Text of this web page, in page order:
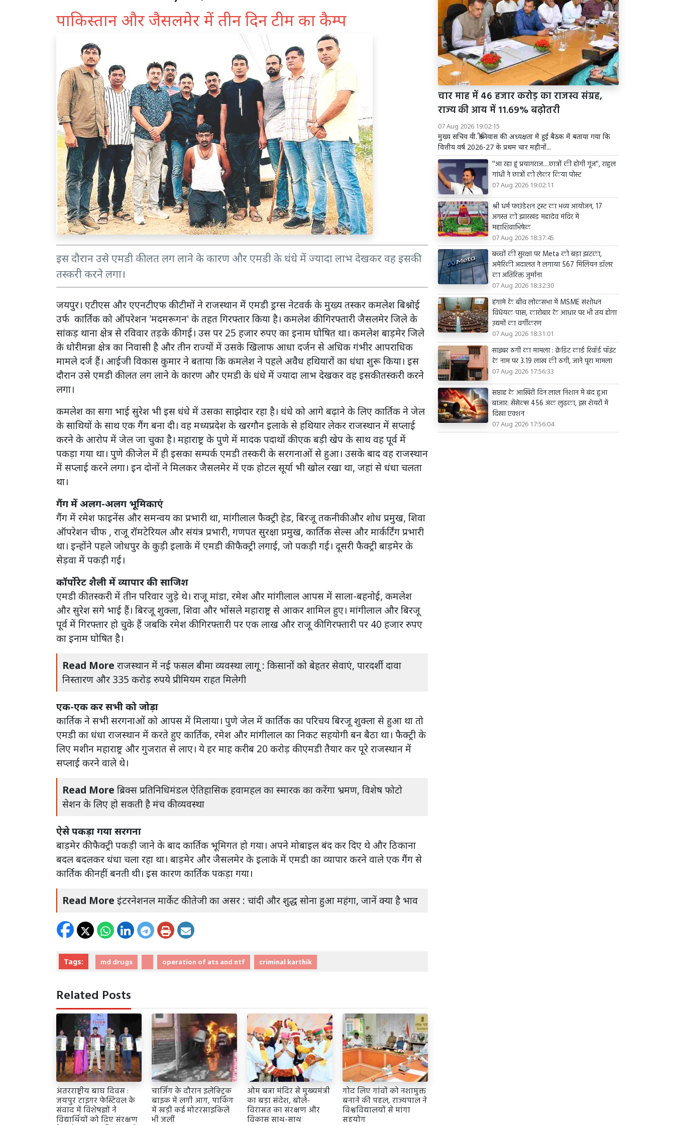
पाकिस्तान और जैसलमेर में तीन दिन टीम का कैम्प
इस दौरान उसे एमडी की लत लग लाने के कारण और एमडी के धंधे में ज्यादा लाभ देखकर वह इसकी
तस्करी करने लगा।
जयपुर। एटीएस और एएनटीएफ की टीमों ने राजस्थान में एमडी ड्रग्स नेटवर्क के मुख्य तस्कर कमलेश बिश्नोई
उर्फ कार्तिक को ऑपरेशन 'मदमरूगन' के तहत गिरफ्तार किया है। कमलेश की गिरफ्तारी जैसलमेर जिले के
सांकड़ थाना क्षेत्र से रविवार तड़के की गई। उस पर 25 हजार रुपए का इनाम घोषित था। कमलेश बाड़मेर जिले
के धोरीमन्ना क्षेत्र का निवासी है और तीन राज्यों में उसके खिलाफ आधा दर्जन से अधिक गंभीर आपराधिक
मामले दर्ज हैं। आईजी विकास कुमार ने बताया कि कमलेश ने पहले अवैध हथियाराें का धंधा शुरू किया। इस
दौरान उसे एमडी की लत लग लाने के कारण और एमडी के धंधे में ज्यादा लाभ देखकर वह इसकी तस्करी करने
लगा।
कमलेश का सगा भाई सुरेश भी इस धंधे में उसका साझेदार रहा है। धंधे को आगे बढ़ाने के लिए कार्तिक ने जेल
के साथियों के साथ एक गैंग बना दी। वह मध्यप्रदेश के खरगौन इलाके से हथियार लेकर राजस्थान में सप्लाई
करने के आरोप में जेल जा चुका है। महाराष्ट्र के पुणे में मादक पदाथाें की एक बड़ी खेप के साथ वह पूर्व में
पकड़ा गया था। पुणे की जेल में ही इसका सम्पर्क एमडी तस्करी के सरगनाओं से हुआ। उसके बाद वह राजस्थान
में सप्लाई करने लगा। इन दोनों ने मिलकर जैसलमेर में एक होटल सूर्या भी खोल रखा था, जहां से धंधा चलता
था।
गैंग में अलग-अलग भूमिकाएं
गैंग में रमेश फाइनेंस और समन्वय का प्रभारी था, मांगीलाल फैक्ट्री हेड, बिरजू तकनीकी और शोध प्रमुख, शिवा
ऑपरेशन चीफ , राजू रॉमटेरियल और संयंत्र प्रभारी, गणपत सुरक्षा प्रमुख, कार्तिक सेल्स और मार्कर्टिंग प्रभारी
था। इन्होंने पहले जोधपुर के कुड़ी इलाके में एमडी की फैक्ट्री लगाई, जो पकड़ी गई। दूसरी फैक्ट्री बाड़मेर के
सेड़वा में पकड़ी गई।
कॉर्पोरेट शैली में व्यापार की साजिश
एमडी की तस्करी में तीन परिवार जुड़े थे। राजू मांडा, रमेश और मांगीलाल आपस में साला-बहनोई, कमलेश
और सुरेश सगे भाई हैं। बिरजू शुक्ला, शिवा और भोंसले महाराष्ट्र से आकर शामिल हुए। मांगीलाल और बिरजू
पूर्व में गिरफ्तार हो चुके हैं जबकि रमेश की गिरफ्तारी पर एक लाख और राजू की गिरफ्तारी पर 40 हजार रुपए
का इनाम घोषित है।
Read More राजस्थान में नई फसल बीमा व्यवस्था लागू : किसानों को बेहतर सेवाएं, पारदर्शी दावा
निस्तारण और 335 करोड़ रुपये प्रीमियम राहत मिलेगी
एक-एक कर सभी को जोड़ा
कार्तिक ने सभी सरगनाओं को आपस में मिलाया। पुणे जेल में कार्तिक का परिचय बिरजू शुक्ला से हुआ था तो
एमडी का धंधा राजस्थान में करते हुए कार्तिक, रमेश और मांगीलाल का निकट सहयोगी बन बैठा था। फैक्ट्री के
लिए मशीन महाराष्ट्र और गुजरात से लाए। ये हर माह करीब 20 करोड़ की एमडी तैयार कर पूरे राजस्थान में
सप्लाई करने वाले थे।
Read More ब्रिक्स प्रतिनिधिमंडल ऐतिहासिक हवामहल का स्मारक का करेंगा भ्रमण, विशेष फोटो
सेशन के लिए हो सकती है मंच की व्यवस्था
ऐसे पकड़ा गया सरगना
बाड़मेर की फैक्ट्री पकड़ी जाने के बाद कार्तिक भूमिगत हो गया। अपने मोबाइल बंद कर दिए थे और ठिकाना
बदल बदलकर धंधा चला रहा था। बाड़मेर और जैसलमेर के इलाके में एमडी का व्यापार करने वाले एक गैंग से
कार्तिक की नहीं बनती थी। इस कारण कार्तिक पकड़ा गया।
Read More इंटरनेशनल मार्केट की तेजी का असर : चांदी और शुद्ध सोना हुआ महंगा, जानें क्या है भाव
Tags: md drugs operation of ats and ntf criminal karthik
Related Posts
अंतरराष्ट्रीय बाघ दिवस :
जयपुर टाइगर फेस्टिवल के
संवाद में विशेषज्ञों ने
विद्यार्थियों को दिए संरक्षण
चार्जिंग के दौरान इलेक्ट्रिक
बाइक में लगी आग, पार्किंग
में खड़ी कई मोटरसाइकिलें
भी जलीं
ओम बन्ना मंदिर से मुख्यमंत्री
का बड़ा संदेश, बोले-
विरासत का संरक्षण और
विकास साथ-साथ
गोद लिए गांवों को नशामुक्त
बनाने की पहल, राज्यपाल ने
विश्वविद्यालयों से मांगा
सहयोग
चार माह में 46 हजार करोड़ का राजस्व संग्रह,
राज्य की आय में 11.69% बढ़ोतरी
07 Aug 2026 19:02:15
मुख्य सचिव वी. श्रीनिवास की अध्यक्षता में हुई बैठक में बताया गया कि
वित्तीय वर्ष 2026-27 के प्रथम चार महीनों...
''आ रहा हूं प्रयागराज....छात्रों की होगी गूंज'', राहुल
गांधी ने छात्रों को लेकर किया पोस्ट
07 Aug 2026 19:02:11
श्री धर्म फाउंडेशन ट्रस्ट का भव्य आयोजन, 17
अगस्त को झारखंड महादेव मंदिर में
महाशिवाभिषेक
07 Aug 2026 18:37:45
बच्चों की सुरक्षा पर Meta को बड़ा झटका,
अमेरिकी अदालत ने लगाया 567 मिलियन डॉलर
का अतिरिक्त जुर्माना
07 Aug 2026 18:32:30
हंगामे के बीच लोकसभा में MSME संशोधन
विधेयक पास, कारोबार के आधार पर भी तय होगा
उद्यमों का वर्गीकरण
07 Aug 2026 18:31:01
साइबर ठगी का मामला : क्रेडिट कार्ड रिवॉर्ड पॉइंट
के नाम पर 3.19 लाख की ठगी, जानें पूरा मामला
07 Aug 2026 17:56:33
सप्ताह के आखिरी दिन लाल निशान में बंद हुआ
बाजार: सेंसेक्स 456 अंक लुढ़का, इस शेयरों में
दिखा एक्शन
07 Aug 2026 17:56:04